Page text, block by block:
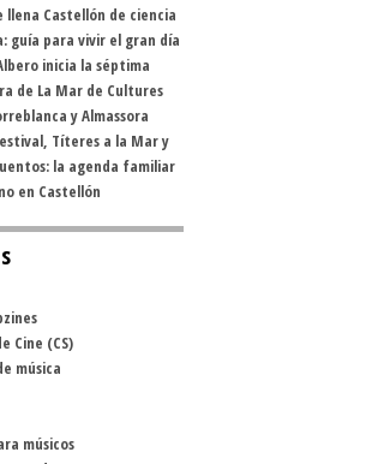
llena Castellón de ciencia
guía para vivir el gran día
inicia la séptima
de La Mar de Cultures
y Almassora
Títeres a la Mar y
la agenda familiar
en Castellón
Cine (CS)
música
músicos